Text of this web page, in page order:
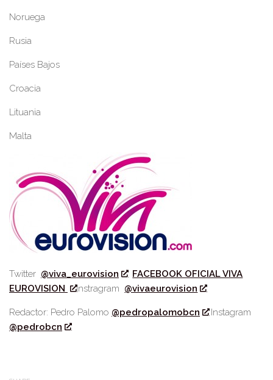
Noruega
Rusia
Países Bajos
Croacia
Lituania
Malta
Twitter @viva_eurovision
FACEBOOK OFICIAL VIVA
EUROVISION
Instragram @vivaeurovision
Redactor: Pedro Palomo @pedropalomobcn
Instagram
@pedrobcn